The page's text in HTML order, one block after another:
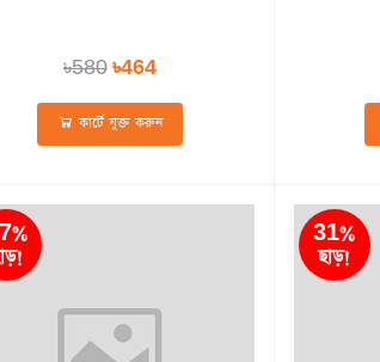
৳580৳464
কার্টে যুক্ত করুন
31%
ছাড়!